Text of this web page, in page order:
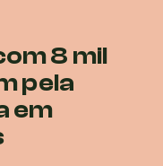
8 mil
pela
em